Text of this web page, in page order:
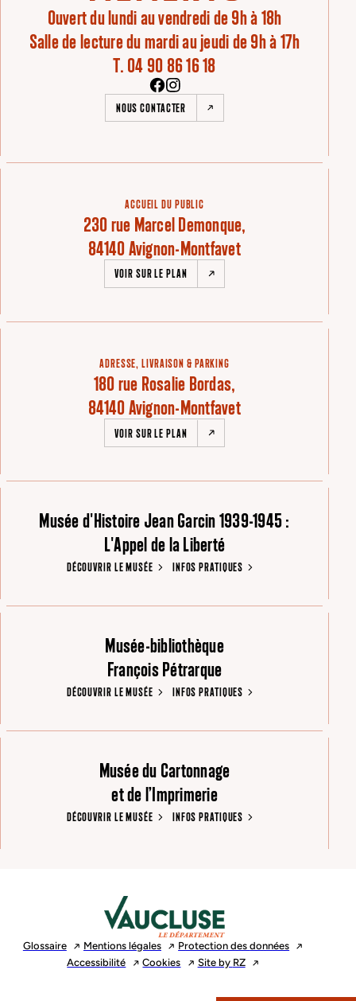
Ouvert du lundi au vendredi de 9h à 18h
Salle de lecture du mardi au jeudi de 9h à 17h
T. 04 90 86 16 18
NOUS CONTACTER
ACCUEIL DU PUBLIC
230 rue Marcel Demonque,
84140 Avignon-Montfavet
VOIR SUR LE PLAN
ADRESSE, LIVRAISON & PARKING
180 rue Rosalie Bordas,
84140 Avignon-Montfavet
VOIR SUR LE PLAN
Musée d'Histoire Jean Garcin 1939-1945 :
L'Appel de la Liberté
DÉCOUVRIR LE MUSÉE INFOS PRATIQUES
Musée-bibliothèque
François Pétrarque
DÉCOUVRIR LE MUSÉE INFOS PRATIQUES
Musée du Cartonnage
et de l’Imprimerie
DÉCOUVRIR LE MUSÉE INFOS PRATIQUES
Glossaire Mentions légales Protection desdonnées
Accessibilité
Cookies Site by RZ